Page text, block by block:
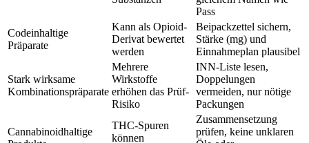
Pass
Codeinhaltige
Präparate
Kann als Opioid-
Derivat bewertet
werden
Beipackzettel sichern,
Stärke (mg) und
Einnahmeplan plausibel
Stark wirksame
Kombinationspräparate
Mehrere
Wirkstoffe
erhöhen das Prüf-
Risiko
INN-Liste lesen,
Doppelungen
vermeiden, nur nötige
Packungen
Cannabinoidhaltige
THC-Spuren
können
Zusammensetzung
prüfen, keine unklaren